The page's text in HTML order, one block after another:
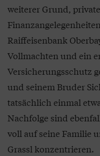
weiterer Grund,
Raiffeisenbank
Vollmachten und ein
Versicherungsschutz
und seinem Bruder
tatsächlich einmal
Nachfolge sind
voll auf seine Familie
Grassl konzentrieren.